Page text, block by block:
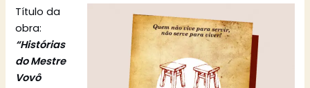
Título da
obra:
“Histórias
do Mestre
Vovô